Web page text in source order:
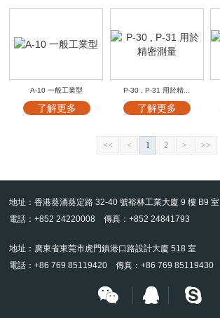
A-10 一般工業型
了解更多
P-30 , P-31 用於精...
了解更多
<< < 1 2 > >>
地址：香港葵涌葵定路 32-40 號裕林工業大廈 9 樓 B9 室
電話：+852 24220008 傳真：+852 24841793
地址：廣東省東莞市虎門鎮港口路設計大廈 518 室
電話：+86 769 85119420 傳真：+86 769 85119430